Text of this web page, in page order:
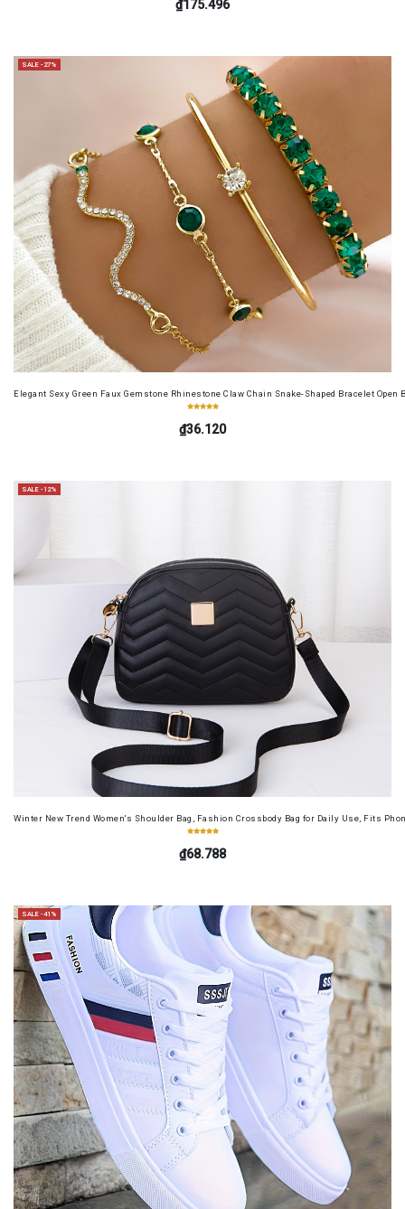
₫175.496
SALE -27%
Elegant Sexy Green Faux Gemstone Rhinestone Claw Chain Snake-Shaped Bracelet Open
₫36.120
SALE -12%
Winter New Trend Women's Shoulder Bag, Fashion Crossbody Bag for Daily Use, Fits
₫68.788
SALE -41%